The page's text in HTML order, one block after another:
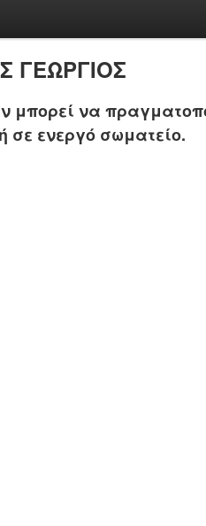
ΓΕΩΡΓΙΟΣ
μπορεί να
σε ενεργό σωματείο.